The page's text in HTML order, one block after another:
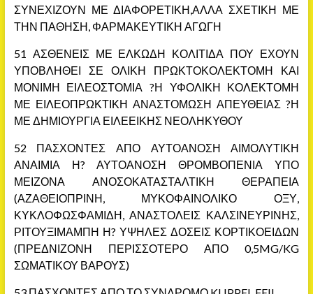
ΣΥΝΕΧΙΖΟΥΝ ΜΕ ΔΙΑΦΟΡΕΤΙΚΗ,ΑΛΛΑ ΣΧΕΤΙΚΗ ΜΕ
ΤΗΝ ΠΑΘΗΣΗ, ΦΑΡΜΑΚΕΥΤΙΚΗ ΑΓΩΓΗ
51 ΑΣΘΕΝΕΙΣ ΜΕ ΕΛΚΩΔΗ ΚΟΛΙΤΙΔΑ ΠΟΥ ΕΧΟΥΝ
ΥΠΟΒΛΗΘΕΙ ΣΕ ΟΛΙΚΗ ΠΡΩΚΤΟΚΟΛΕΚΤΟΜΗ ΚΑΙ
ΜΟΝΙΜΗ ΕΙΛΕΟΣΤΟΜΙΑ ?Η ΥΦΟΛΙΚΗ ΚΟΛΕΚΤΟΜΗ
ΜΕ ΕΙΛΕΟΠΡΩΚΤΙΚΗ ΑΝΑΣΤΟΜΩΣΗ ΑΠΕΥΘΕΙΑΣ ?Η
ΜΕ ΔΗΜΙΟΥΡΓΙΑ ΕΙΛΕΕΙΚΗΣ ΝΕΟΛΗΚΥΘΟΥ
52 ΠΑΣΧΟΝΤΕΣ ΑΠΟ ΑΥΤΟΑΝΟΣΗ ΑΙΜΟΛΥΤΙΚΗ
ΑΝΑΙΜΙΑ Η? ΑΥΤΟΑΝΟΣΗ ΘΡΟΜΒΟΠΕΝΙΑ ΥΠΟ
ΜΕΙΖΟΝΑ ΑΝΟΣΟΚΑΤΑΣΤΑΛΤΙΚΗ ΘΕΡΑΠΕΙΑ
(ΑΖΑΘΕΙΟΠΡΙΝΗ, ΜΥΚΟΦΑΙΝΟΛΙΚΟ ΟΞΥ,
ΚΥΚΛΟΦΩΣΦΑΜΙΔΗ, ΑΝΑΣΤΟΛΕΙΣ ΚΑΛΣΙΝΕΥΡΙΝΗΣ,
ΡΙΤΟΥΞΙΜΑΜΠΗ Η? ΥΨΗΛΕΣ ΔΟΣΕΙΣ ΚΟΡΤΙΚΟΕΙΔΩΝ
(ΠΡΕΔΝΙΖΟΝΗ ΠΕΡΙΣΣΟΤΕΡΟ ΑΠΟ 0,5MG/KG
ΣΩΜΑΤΙΚΟΥ ΒΑΡΟΥΣ)